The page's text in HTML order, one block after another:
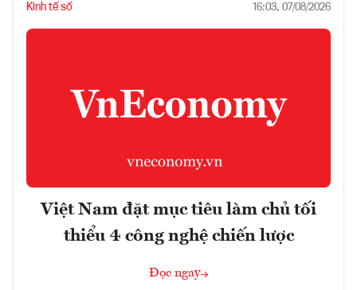
Kinh tế số 16:03, 07/08/2026
Việt Nam đặt mục tiêu làm chủ tối
thiểu 4 công nghệ chiến lược
Đọc ngay